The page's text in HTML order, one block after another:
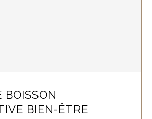
BOISSON
BIEN-ÊTRE